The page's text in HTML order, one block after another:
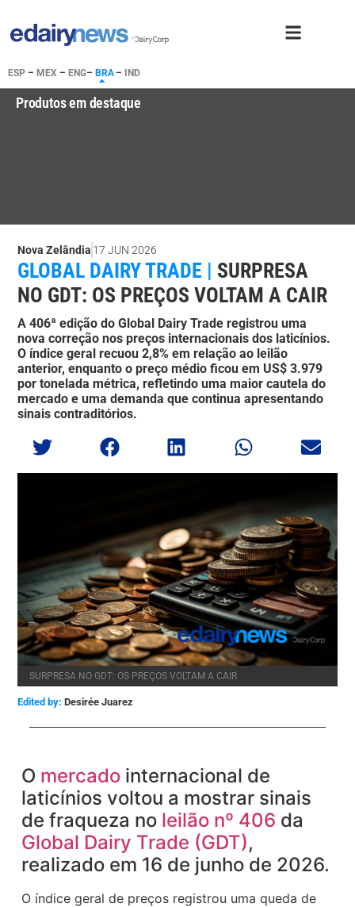
ESP – MEX – ENG– BRA– IND
Produtos em destaque
Nova Zelândia 17 JUN 2026
GLOBAL DAIRY TRADE | SURPRESA
NO GDT: OS PREÇOS VOLTAM A CAIR
A 406ª edição do Global Dairy Trade registrou uma
nova correção nos preços internacionais dos laticínios.
O índice geral recuou 2,8% em relação ao leilão
anterior, enquanto o preço médio ficou em US$ 3.979
por tonelada métrica, refletindo uma maior cautela do
mercado e uma demanda que continua apresentando
sinais contraditórios.
SURPRESA NO GDT: OS PREÇOS VOLTAM A CAIR
Edited by: Desirée Juarez
O mercado internacional de
laticínios voltou a mostrar sinais
de fraqueza no leilão nº 406 da
Global Dairy Trade (GDT),
realizado em 16 de junho de 2026.
O índice geral de preços registrou uma queda de